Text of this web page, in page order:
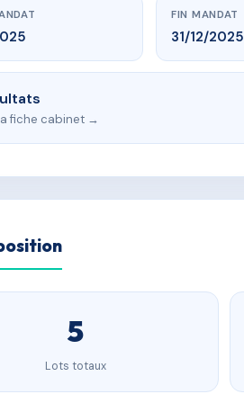
FIN MANDAT
31/12/2025
fiche cabinet →
5
Lots totaux